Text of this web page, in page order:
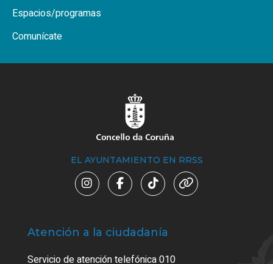
Espacios/programas
Comunícate
EL AYUNTAMIENTO EN RRSS
Atención a la ciudadanía
Servicio de atención telefónica 010